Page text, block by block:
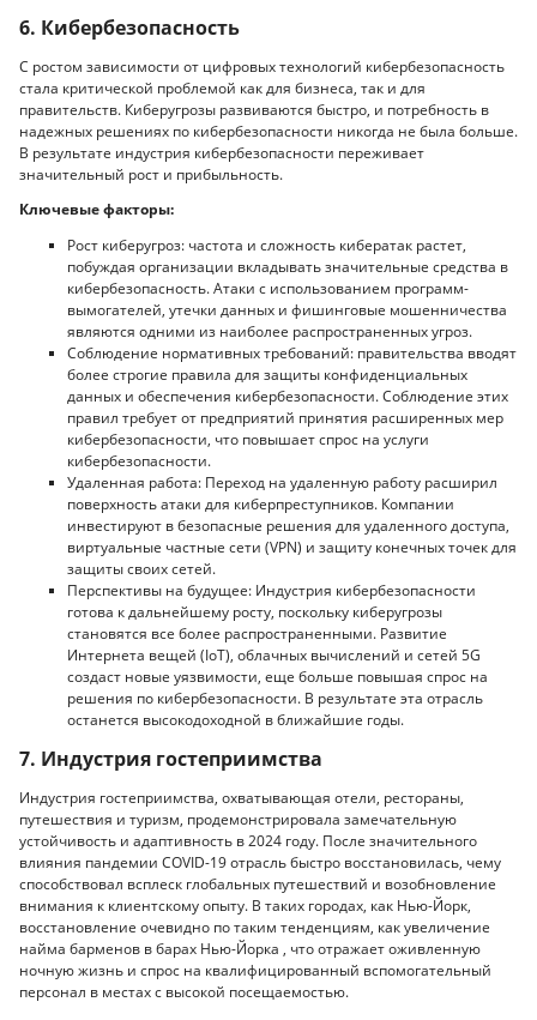
6. Кибербезопасность
С ростом зависимости от цифровых технологий кибербезопасность
стала критической проблемой как для бизнеса, так и для
правительств. Киберугрозы развиваются быстро, и потребность в
надежных решениях по кибербезопасности никогда не была больше.
В результате индустрия кибербезопасности переживает
значительный рост и прибыльность.
Ключевые факторы:
Рост киберугроз: частота и сложность кибератак растет,
побуждая организации вкладывать значительные средства в
кибербезопасность. Атаки с использованием программ-
вымогателей, утечки данных и фишинговые мошенничества
являются одними из наиболее распространенных угроз.
Соблюдение нормативных требований: правительства вводят
более строгие правила для защиты конфиденциальных
данных и обеспечения кибербезопасности. Соблюдение этих
правил требует от предприятий принятия расширенных мер
кибербезопасности, что повышает спрос на услуги
кибербезопасности.
Удаленная работа: Переход на удаленную работу расширил
поверхность атаки для киберпреступников. Компании
инвестируют в безопасные решения для удаленного доступа,
виртуальные частные сети (VPN) и защиту конечных точек для
защиты своих сетей.
Перспективы на будущее: Индустрия кибербезопасности
готова к дальнейшему росту, поскольку киберугрозы
становятся все более распространенными. Развитие
Интернета вещей (IoT), облачных вычислений и сетей 5G
создаст новые уязвимости, еще больше повышая спрос на
решения по кибербезопасности. В результате эта отрасль
останется высокодоходной в ближайшие годы.
7. Индустрия гостеприимства
Индустрия гостеприимства, охватывающая отели, рестораны,
путешествия и туризм, продемонстрировала замечательную
устойчивость и адаптивность в 2024 году. После значительного
влияния пандемии COVID-19 отрасль быстро восстановилась, чему
способствовал всплеск глобальных путешествий и возобновление
внимания к клиентскому опыту. В таких городах, как Нью-Йорк,
восстановление очевидно по таким тенденциям, как увеличение
найма барменов в барах Нью-Йорка , что отражает оживленную
ночную жизнь и спрос на квалифицированный вспомогательный
персонал в местах с высокой посещаемостью.